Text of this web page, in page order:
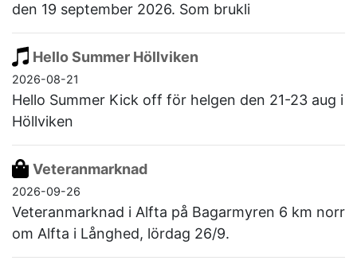
den 19 september 2026. Som brukli
Hello Summer Höllviken
2026-08-21
Hello Summer Kick off för helgen den 21-23 aug i
Höllviken
Veteranmarknad
2026-09-26
Veteranmarknad i Alfta på Bagarmyren 6 km norr
om Alfta i Långhed, lördag 26/9.